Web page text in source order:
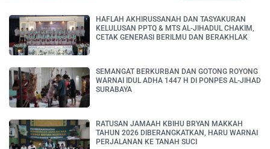
HAFLAH AKHIRUSSANAH DAN TASYAKURAN
KELULUSAN PPTQ & MTS AL-JIHADUL CHAKIM,
CETAK GENERASI BERILMU DAN BERAKHLAK
SEMANGAT BERKURBAN DAN GOTONG ROYONG
WARNAI IDUL ADHA 1447 H DI PONPES AL-JIHAD
SURABAYA
RATUSAN JAMAAH KBIHU BRYAN MAKKAH
TAHUN 2026 DIBERANGKATKAN, HARU WARNAI
PERJALANAN KE TANAH SUCI